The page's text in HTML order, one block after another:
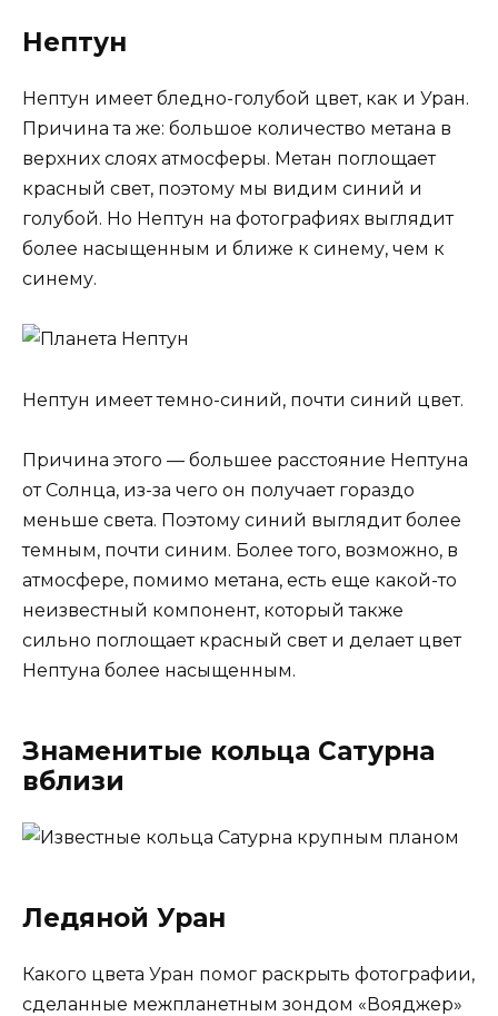
Нептун
Нептун имеет бледно-голубой цвет, как и Уран.
Причина та же: большое количество метана в
верхних слоях атмосферы. Метан поглощает
красный свет, поэтому мы видим синий и
голубой. Но Нептун на фотографиях выглядит
более насыщенным и ближе к синему, чем к
синему.
Нептун имеет темно-синий, почти синий цвет.
Причина этого — большее расстояние Нептуна
от Солнца, из-за чего он получает гораздо
меньше света. Поэтому синий выглядит более
темным, почти синим. Более того, возможно, в
атмосфере, помимо метана, есть еще какой-то
неизвестный компонент, который также
сильно поглощает красный свет и делает цвет
Нептуна более насыщенным.
Знаменитые кольца Сатурна
вблизи
Ледяной Уран
Какого цвета Уран помог раскрыть фотографии,
сделанные межпланетным зондом «Вояджер»